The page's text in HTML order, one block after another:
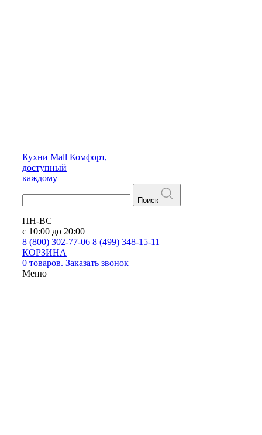
Кухни Mall Комфорт,
доступный
каждому
Поиск
ПН-ВС
с 10:00 до 20:00
8 (800) 302-77-06 8 (499) 348-15-11
КОРЗИНА
0 товаров. Заказать звонок
Меню